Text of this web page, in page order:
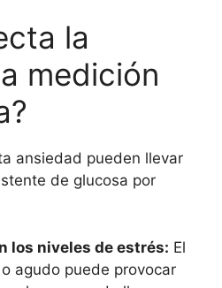
la
medición
ansiedad pueden llevar
de glucosa por
los niveles de estrés: El
agudo puede provocar